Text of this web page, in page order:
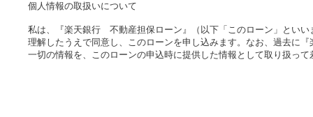
個人情報の取扱いについて
私は、『楽天銀行 不動産担保ローン』（以下「このローン」とい
理解したうえで同意し、このローンを申し込みます。なお、過去に
一切の情報を、このローンの申込時に提供した情報として取り扱っ